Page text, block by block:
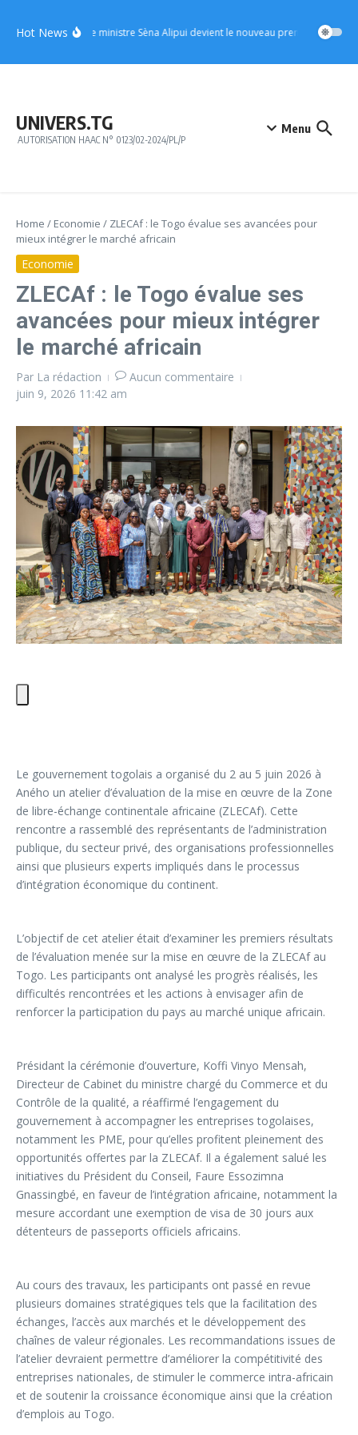
Hot NewsUFC : le ministre Sèna Alipui devient le nouveau premier vice-
UNIVERS.TG
AUTORISATION HAAC N° 0123/02-2024/PL/P
Menu
Home / Economie / ZLECAf : le Togo évalue ses avancées pour
mieux intégrer le marché africain
Economie
ZLECAf : le Togo évalue ses
avancées pour mieux intégrer
le marché africain
Par La rédaction
Aucun commentaire
juin 9, 2026 11:42 am
Le gouvernement togolais a organisé du 2 au 5 juin 2026 à
Aného un atelier d’évaluation de la mise en œuvre de la Zone
de libre-échange continentale africaine (ZLECAf). Cette
rencontre a rassemblé des représentants de l’administration
publique, du secteur privé, des organisations professionnelles
ainsi que plusieurs experts impliqués dans le processus
d’intégration économique du continent.
L’objectif de cet atelier était d’examiner les premiers résultats
de l’évaluation menée sur la mise en œuvre de la ZLECAf au
Togo. Les participants ont analysé les progrès réalisés, les
difficultés rencontrées et les actions à envisager afin de
renforcer la participation du pays au marché unique africain.
Présidant la cérémonie d’ouverture, Koffi Vinyo Mensah,
Directeur de Cabinet du ministre chargé du Commerce et du
Contrôle de la qualité, a réaffirmé l’engagement du
gouvernement à accompagner les entreprises togolaises,
notamment les PME, pour qu’elles profitent pleinement des
opportunités offertes par la ZLECAf. Il a également salué les
initiatives du Président du Conseil, Faure Essozimna
Gnassingbé, en faveur de l’intégration africaine, notamment la
mesure accordant une exemption de visa de 30 jours aux
détenteurs de passeports officiels africains.
Au cours des travaux, les participants ont passé en revue
plusieurs domaines stratégiques tels que la facilitation des
échanges, l’accès aux marchés et le développement des
chaînes de valeur régionales. Les recommandations issues de
l’atelier devraient permettre d’améliorer la compétitivité des
entreprises nationales, de stimuler le commerce intra-africain
et de soutenir la croissance économique ainsi que la création
d’emplois au Togo.